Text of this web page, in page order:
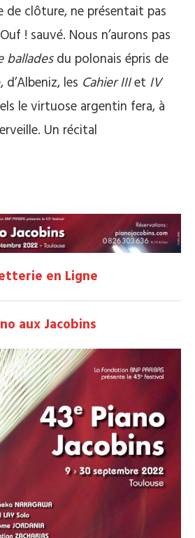
de clôture, ne présentait pas
! sauvé. Nous n’aurons pas
balladesdu polonais épris de
les Cahier IIIet IV
le virtuose argentin fera, à
Un récital
en Ligne
aux Jacobins